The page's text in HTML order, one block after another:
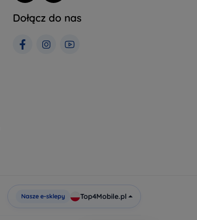
Dołącz do nas
Nasze e-sklepy Top4Mobile.pl